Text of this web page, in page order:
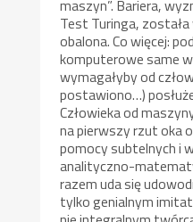
maszyn”. Bariera,
Test Turinga,
obalona. Co więcej:
komputerowe same
wymagałyby od
postawiono…)
Człowieka od
na pierwszy rzut oka
pomocy subtelnych i
analityczno-
razem uda się
tylko genialnym